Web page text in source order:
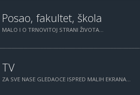
Posao, fakultet, škola
MALO I O TRNOVITOJ STRANI ŽIVOTA...
TV
ZA SVE NASE GLEDAOCE ISPRED MALIH EKRANA...